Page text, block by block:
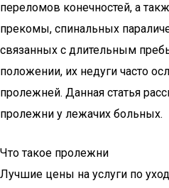
переломов конечностей, а
прекомы, спинальных
связанных с длительным
положении, их недуги часто
пролежней. Данная статья
пролежни у лежачих больных.
Что такое пролежни
Лучшие цены на услуги по